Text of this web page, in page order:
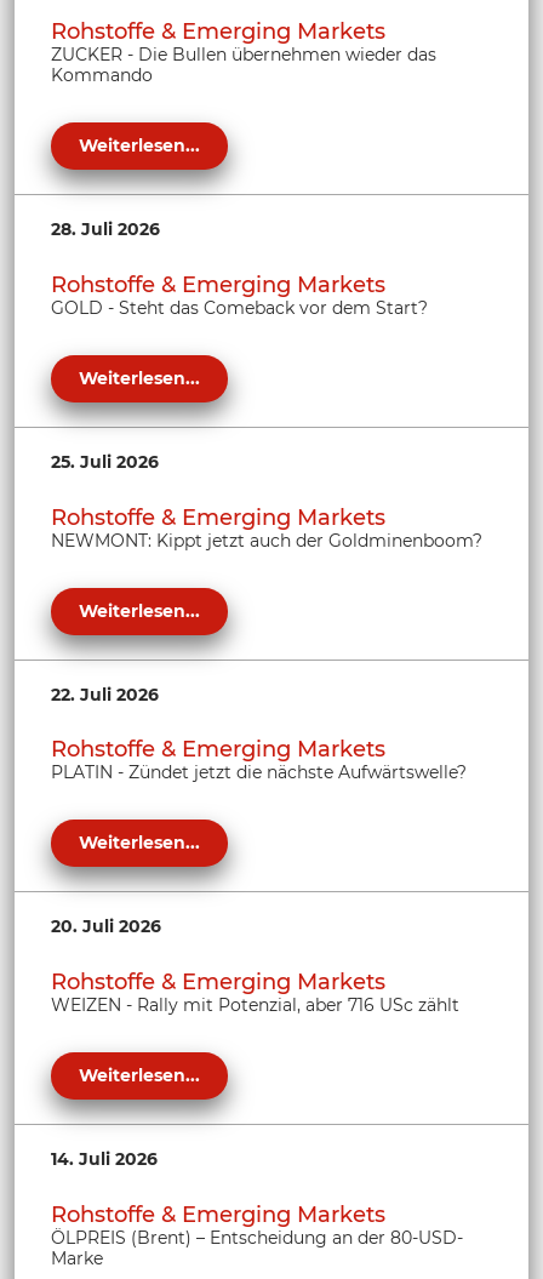
Rohstoffe & Emerging Markets
ZUCKER - Die Bullen übernehmen wieder das
Kommando
Weiterlesen...
28. Juli 2026
Rohstoffe & Emerging Markets
GOLD - Steht das Comeback vor dem Start?
Weiterlesen...
25. Juli 2026
Rohstoffe & Emerging Markets
NEWMONT: Kippt jetzt auch der Goldminenboom?
Weiterlesen...
22. Juli 2026
Rohstoffe & Emerging Markets
PLATIN - Zündet jetzt die nächste Aufwärtswelle?
Weiterlesen...
20. Juli 2026
Rohstoffe & Emerging Markets
WEIZEN - Rally mit Potenzial, aber 716 USc zählt
Weiterlesen...
14. Juli 2026
Rohstoffe & Emerging Markets
ÖLPREIS (Brent) – Entscheidung an der 80-USD-
Marke